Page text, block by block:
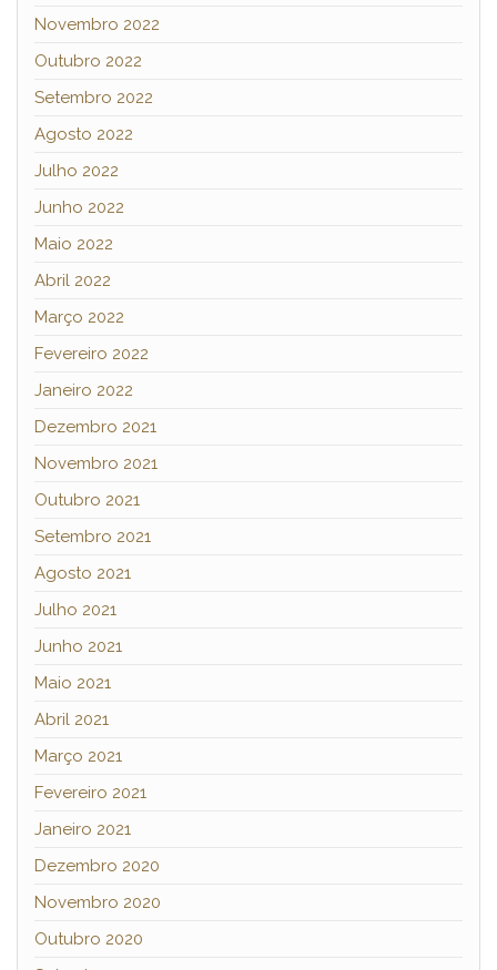
Novembro 2022
Outubro 2022
Setembro 2022
Agosto 2022
Julho 2022
Junho 2022
Maio 2022
Abril 2022
Março 2022
Fevereiro 2022
Janeiro 2022
Dezembro 2021
Novembro 2021
Outubro 2021
Setembro 2021
Agosto 2021
Julho 2021
Junho 2021
Maio 2021
Abril 2021
Março 2021
Fevereiro 2021
Janeiro 2021
Dezembro 2020
Novembro 2020
Outubro 2020